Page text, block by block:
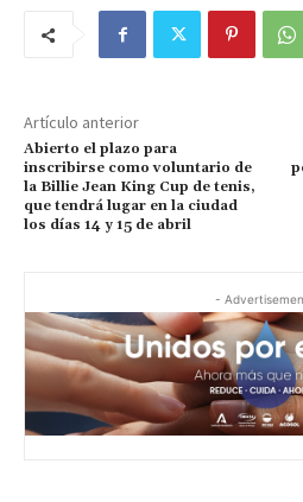
Artículo anterior
Abierto el plazo para
inscribirse como voluntario de
la Billie Jean King Cup de tenis,
que tendrá lugar en la ciudad
los días 14 y 15 de abril
-